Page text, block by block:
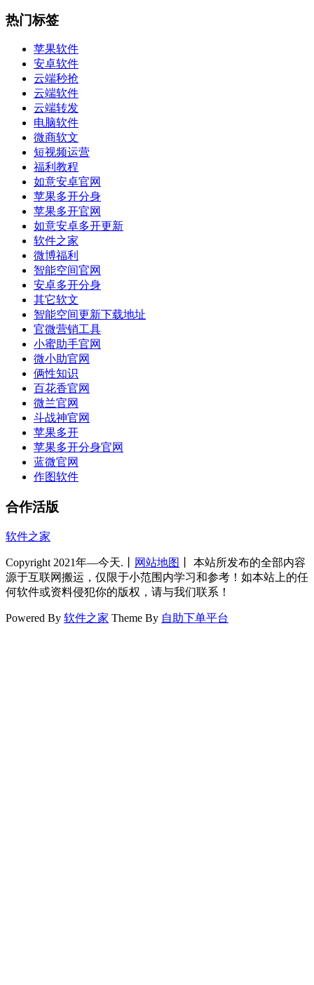
热门标签
苹果软件
安卓软件
云端秒抢
云端软件
云端转发
电脑软件
微商软文
短视频运营
福利教程
如意安卓官网
苹果多开分身
苹果多开官网
如意安卓多开更新
软件之家
微博福利
智能空间官网
安卓多开分身
其它软文
智能空间更新下载地址
官微营销工具
小蜜助手官网
微小助官网
俩性知识
百花香官网
微兰官网
斗战神官网
苹果多开
苹果多开分身官网
蓝微官网
作图软件
合作活版
软件之家
Copyright 2021年—今天.丨 网站地图
丨 本站所发布的全部内容
源于互联网搬运，仅限于小范围内学习和参考！如本站上的任
何软件或资料侵犯你的版权，请与我们联系！
Powered By 软件之家 Theme By 自助下单平台